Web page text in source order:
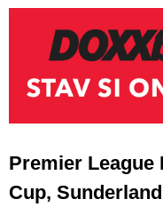
Premier League
Cup,